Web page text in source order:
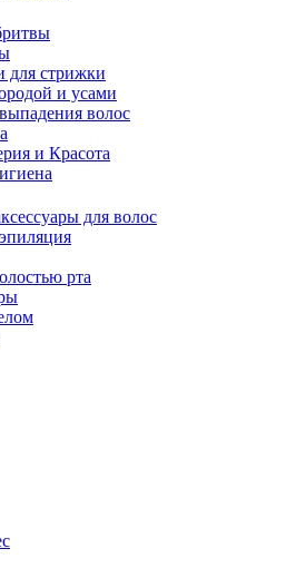
стрижки
и усами
волос
и Красота
для волос
рта